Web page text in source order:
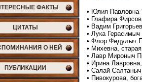
ФАКТЫ
ЦИТАТЫ
О НЕЙ
ПУБЛИКАЦИИ
• Юлия Павловна
• Глафира
• Вадим
• Лука Герасимыч
• Флор Федулыч
• Михевна,
• Лавр Мироныч
• Ирина
• Салай
• Пивокурова,